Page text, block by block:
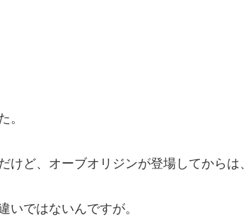
。
ど、オーブオリジンが登場してからは、
いではないんですが。